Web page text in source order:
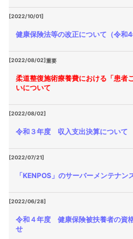
[2022/10/01]
健康保険法等の改正について（令和4
[2022/08/02]重要
柔道整復施術療養費における「患者
いについて
[2022/08/02]
令和３年度 収入支出決算について
[2022/07/21]
「KENPOS」のサーバーメンテナ
[2022/06/28]
令和４年度 健康保険被扶養者の資
せ